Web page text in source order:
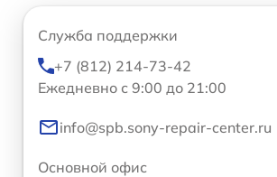
Служба поддержки
+7 (812) 214-73-42
Ежедневно с 9:00 до 21:00
info@spb.sony-repair-center.ru
Основной офис